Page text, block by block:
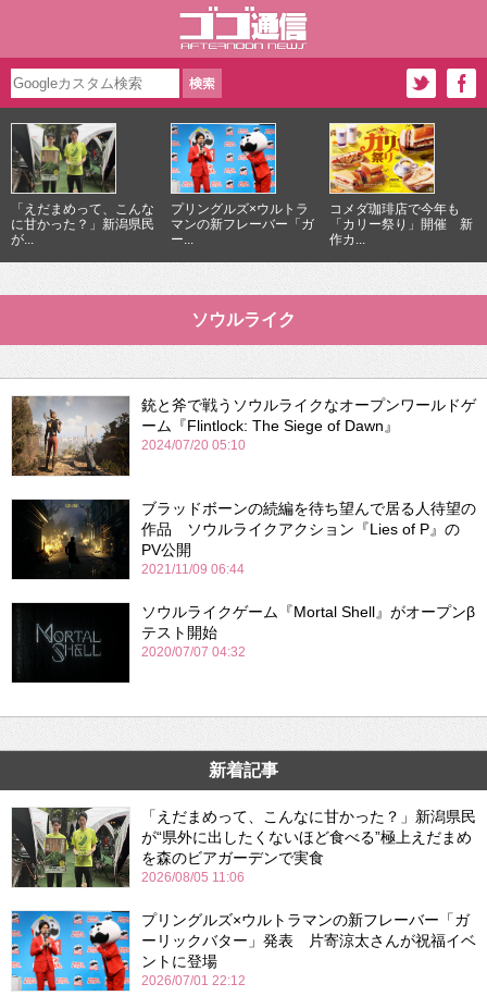
「えだまめって、こんな
に甘かった？」新潟県民
が...
プリングルズ×ウルトラ
マンの新フレーバー「ガ
ー...
コメダ珈琲店で今年も
「カリー祭り」開催 新
作カ...
ソウルライク
銃と斧で戦うソウルライクなオープンワールドゲ
ーム『Flintlock: The Siege of Dawn』
2024/07/20 05:10
ブラッドボーンの続編を待ち望んで居る人待望の
作品 ソウルライクアクション『Lies of P』の
PV公開
2021/11/09 06:44
ソウルライクゲーム『Mortal Shell』がオープンβ
テスト開始
2020/07/07 04:32
新着記事
「えだまめって、こんなに甘かった？」新潟県民
が“県外に出したくないほど食べる”極上えだまめ
を森のビアガーデンで実食
2026/08/05 11:06
プリングルズ×ウルトラマンの新フレーバー「ガ
ーリックバター」発表 片寄涼太さんが祝福イベ
ントに登場
2026/07/01 22:12